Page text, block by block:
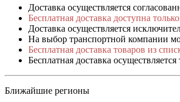
Доставка осуществляется
Бесплатная доставка доступна
Доставка осуществляется
На выбор транспортной компании
Бесплатная доставка товаров из
Бесплатная доставка
Ближайшие регионы